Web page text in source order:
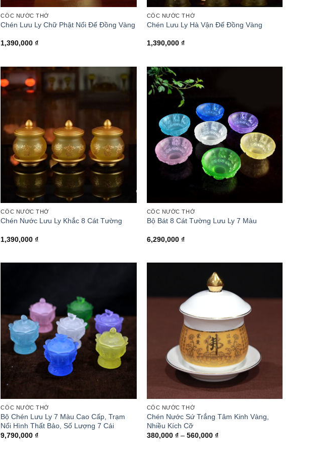
CỐC NƯỚC THỜ
Chén Lưu Ly Chữ Phật Nổi Đế Đồng Vàng
1,390,000₫
CỐC NƯỚC THỜ
Chén Lưu Ly Hà Vận Đế Đồng Vàng
1,390,000 ₫
CỐC NƯỚC THỜ
Chén Nước Lưu Ly Khắc 8 Cát Tường
1,390,000₫
CỐC NƯỚC THỜ
Bộ Bát 8 Cát Tường Lưu Ly 7 Màu
6,290,000 ₫
CỐC NƯỚC THỜ
Bộ Chén Lưu Ly 7 Màu Cao Cấp, Trạm
Nổi Hình Thất Bảo, Số Lượng 7 Cái
9,790,000₫
CỐC NƯỚC THỜ
Chén Nước Sứ Trắng Tâm Kinh Vàng,
Nhiều Kích Cỡ
380,000 ₫ – 560,000 ₫Khoảng